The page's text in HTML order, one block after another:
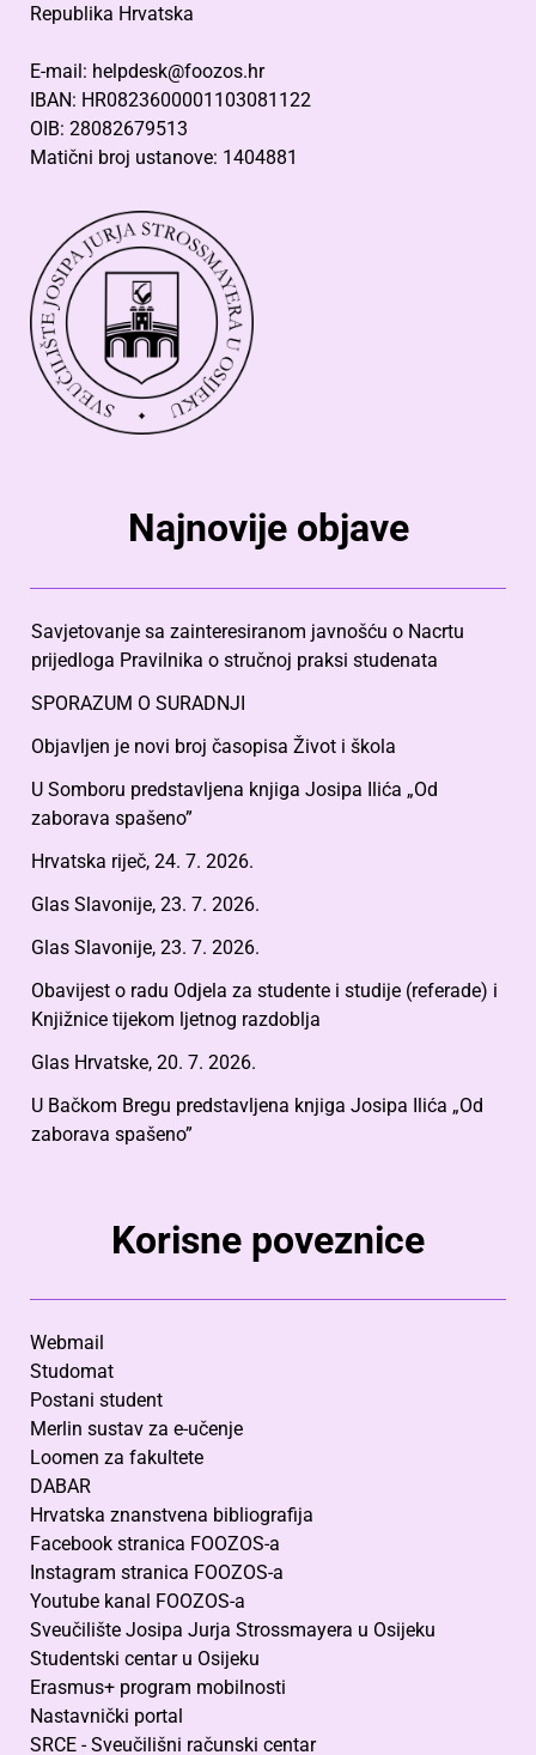
Republika Hrvatska
E-mail: helpdesk@foozos.hr
IBAN: HR0823600001103081122
OIB: 28082679513
Matični broj ustanove: 1404881
Najnovije objave
Savjetovanje sa zainteresiranom javnošću o Nacrtu
prijedloga Pravilnika o stručnoj praksi studenata
SPORAZUM O SURADNJI
Objavljen je novi broj časopisa Život i škola
U Somboru predstavljena knjiga Josipa Ilića „Od
zaborava spašeno”
Hrvatska riječ, 24. 7. 2026.
Glas Slavonije, 23. 7. 2026.
Glas Slavonije, 23. 7. 2026.
Obavijest o radu Odjela za studente i studije (referade) i
Knjižnice tijekom ljetnog razdoblja
Glas Hrvatske, 20. 7. 2026.
U Bačkom Bregu predstavljena knjiga Josipa Ilića „Od
zaborava spašeno”
Korisne poveznice
Webmail
Studomat
Postani student
Merlin sustav za e-učenje
Loomen za fakultete
DABAR
Hrvatska znanstvena bibliografija
Facebook stranica FOOZOS-a
Instagram stranica FOOZOS-a
Youtube kanal FOOZOS-a
Sveučilište Josipa Jurja Strossmayera u Osijeku
Studentski centar u Osijeku
Erasmus+ program mobilnosti
Nastavnički portal
SRCE - Sveučilišni računski centar